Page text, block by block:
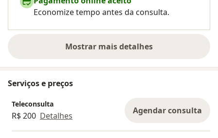
Economize tempo antes da consulta.
Mostrar mais detalhes
sobre a experiência
Serviços e preços
Teleconsulta
R$ 200 Detalhes Agendar consulta